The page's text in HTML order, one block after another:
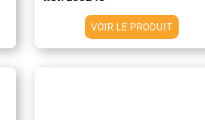
VOIR LE PRODUIT